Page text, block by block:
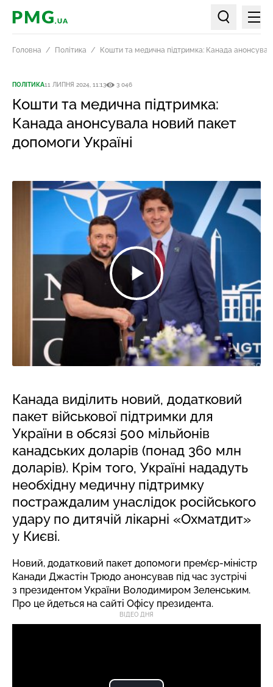
PMG.ua
Пошук по
Головна Політика Кошти та медична підтримка: Канада
ПОЛІТИКА11 ЛИПНЯ 2024, 11:13 3 046
Кошти та медична підтримка:
Канада анонсувала новий пакет
допомоги Україні
Канада виділить новий, додатковий
пакет військової підтримки для
України в обсязі 500 мільйонів
канадських доларів (понад 360 млн
доларів). Крім того, Україні нададуть
необхідну медичну підтримку
постраждалим унаслідок російського
удару по дитячій лікарні «Охматдит»
у Києві.
Новий, додатковий пакет допомоги прем’єр-міністр
Канади Джастін Трюдо анонсував під час зустрічі
з президентом України Володимиром Зеленським.
Про це йдеться на сайті Офісу президента.
ВІДЕО ДНЯ